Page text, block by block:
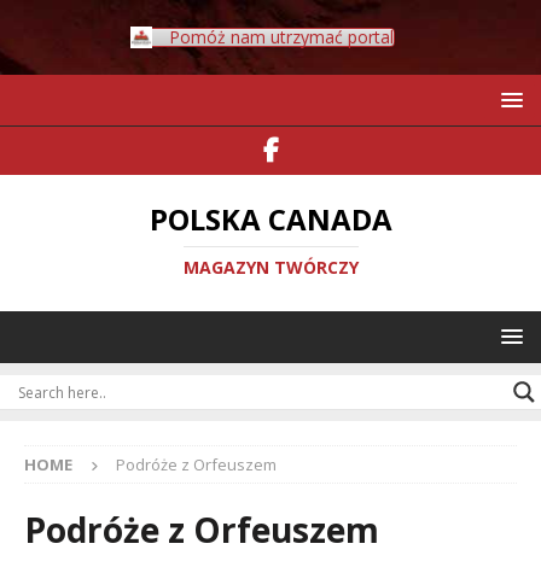
Pomóż nam utrzymać portal
POLSKA CANADA
MAGAZYN TWÓRCZY
HOME Podróże z Orfeuszem
Podróże z Orfeuszem